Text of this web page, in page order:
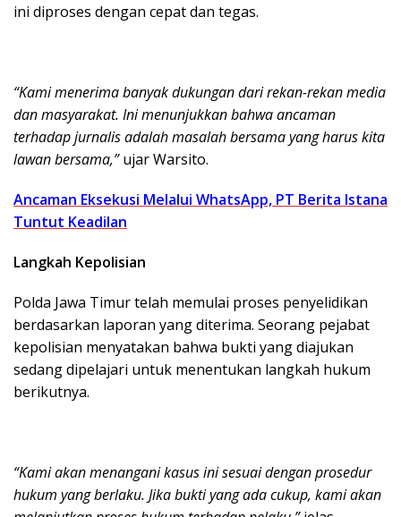
ini diproses dengan cepat dan tegas.
“Kami menerima banyak dukungan dari rekan-rekan media
dan masyarakat. Ini menunjukkan bahwa ancaman
terhadap jurnalis adalah masalah bersama yang harus kita
lawan bersama,”ujar Warsito.
Ancaman Eksekusi Melalui WhatsApp, PT Berita Istana
Tuntut Keadilan
Langkah Kepolisian
Polda Jawa Timur telah memulai proses penyelidikan
berdasarkan laporan yang diterima. Seorang pejabat
kepolisian menyatakan bahwa bukti yang diajukan
sedang dipelajari untuk menentukan langkah hukum
berikutnya.
“Kami akan menangani kasus ini sesuai dengan prosedur
hukum yang berlaku. Jika bukti yang ada cukup, kami akan